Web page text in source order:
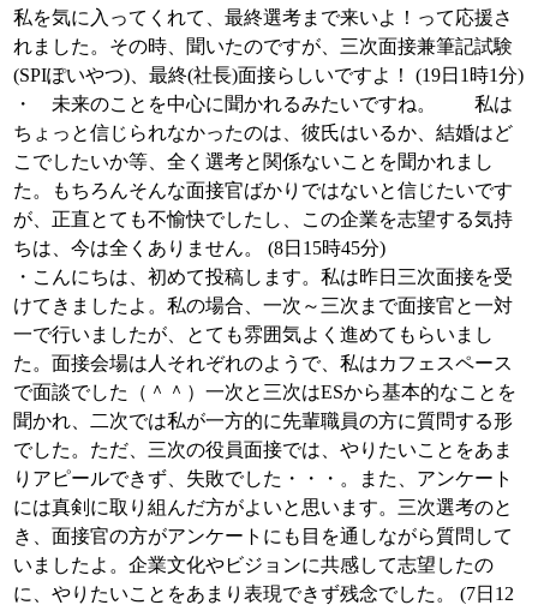
私を気に入ってくれて、最終選考まで来いよ！って応援さ
れました。その時、聞いたのですが、三次面接兼筆記試験
(SPIぽいやつ)、最終(社長)面接らしいですよ！ (19日1時1分)
・ 未来のことを中心に聞かれるみたいですね。 私は
ちょっと信じられなかったのは、彼氏はいるか、結婚はど
こでしたいか等、全く選考と関係ないことを聞かれまし
た。もちろんそんな面接官ばかりではないと信じたいです
が、正直とても不愉快でしたし、この企業を志望する気持
ちは、今は全くありません。 (8日15時45分)
・こんにちは、初めて投稿します。私は昨日三次面接を受
けてきましたよ。私の場合、一次～三次まで面接官と一対
一で行いましたが、とても雰囲気よく進めてもらいまし
た。面接会場は人それぞれのようで、私はカフェスペース
で面談でした（＾＾）一次と三次はESから基本的なことを
聞かれ、二次では私が一方的に先輩職員の方に質問する形
でした。ただ、三次の役員面接では、やりたいことをあま
りアピールできず、失敗でした・・・。また、アンケート
には真剣に取り組んだ方がよいと思います。三次選考のと
き、面接官の方がアンケートにも目を通しながら質問して
いましたよ。企業文化やビジョンに共感して志望したの
に、やりたいことをあまり表現できず残念でした。 (7日12